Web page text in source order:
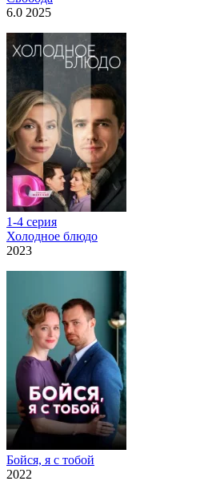
6.0 2025
1-4 серия
Холодное блюдо
2023
Бойся, я с тобой
2022